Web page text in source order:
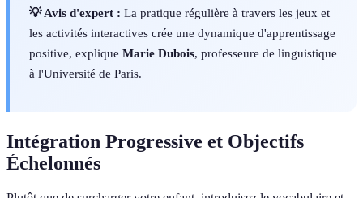
💡 Avis d'expert : La pratique régulière à travers les jeux et
les activités interactives crée une dynamique d'apprentissage
positive, explique Marie Dubois, professeure de linguistique
à l'Université de Paris.
Intégration Progressive et Objectifs
Échelonnés